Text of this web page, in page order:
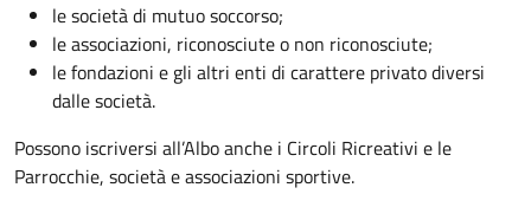
le società di mutuo soccorso;
le associazioni, riconosciute o non riconosciute;
le fondazioni e gli altri enti di carattere privato diversi
dalle società.
Possono iscriversi all’Albo anche i Circoli Ricreativi e le
Parrocchie, società e associazioni sportive.